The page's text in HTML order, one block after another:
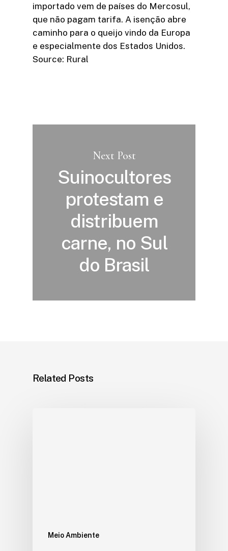
importado vem de países do Mercosul,
que não pagam tarifa. A isenção abre
caminho para o queijo vindo da Europa
e especialmente dos Estados Unidos.
Source: Rural
Next Post
Suinocultores
protestam e
distribuem
carne, no Sul
do Brasil
Related Posts
Meio Ambiente